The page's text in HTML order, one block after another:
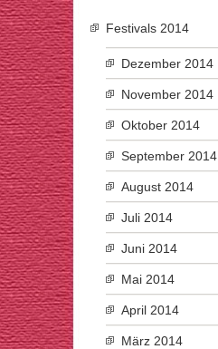
Festivals 2014
Dezember 2014
November 2014
Oktober 2014
September 2014
August 2014
Juli 2014
Juni 2014
Mai 2014
April 2014
März 2014